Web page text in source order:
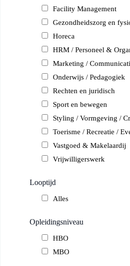
Facility Management
Gezondheidszorg en
Horeca
HRM / Personeel &
Marketing /
Onderwijs / Pedagogiek
Rechten en juridisch
Sport en bewegen
Styling / Vormgeving /
Toerisme / Recreatie /
Vastgoed & Makelaardij
Vrijwilligerswerk
Looptijd
Alles
Opleidingsniveau
HBO
MBO